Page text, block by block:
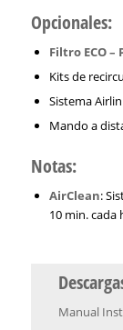
Opcionales:
Filtro ECO –
Kits de
Sistema
Mando a
Notas:
AirClean:
10 min. cada
Manual